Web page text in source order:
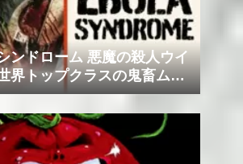
ンドローム 悪魔の殺人ウイ
界トップクラスの鬼畜ムー